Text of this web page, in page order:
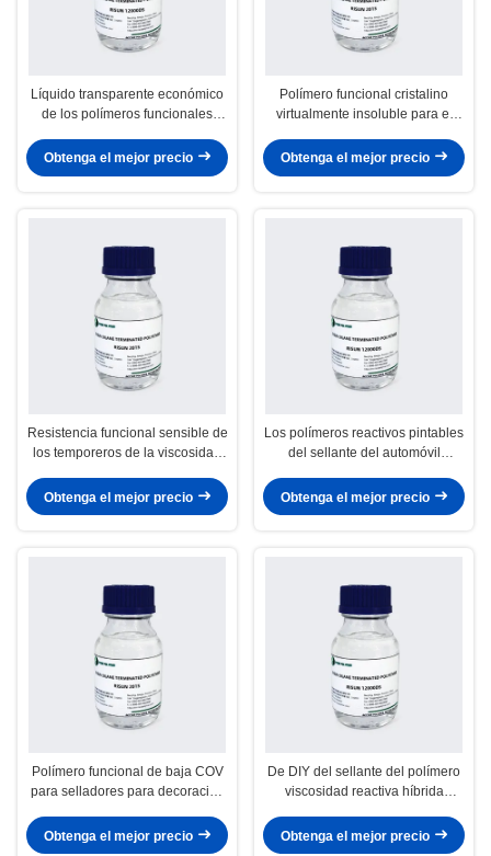
Líquido transparente económico
de los polímeros funcionales
Obtenga el mejor precio
Polímero funcional cristalino
virtualmente insoluble para el
de la pared de ladrillo
Obtenga el mejor precio
Resistencia funcional sensible de
los temporeros de la viscosidad
de la humedad
Obtenga el mejor precio
Los polímeros reactivos pintables
del sellante del automóvil
Obtenga el mejor precio
Polímero funcional de baja COV
para selladores para decoración
Obtenga el mejor precio
De DIY del sellante del polímero
viscosidad reactiva híbrida
Obtenga el mejor precio